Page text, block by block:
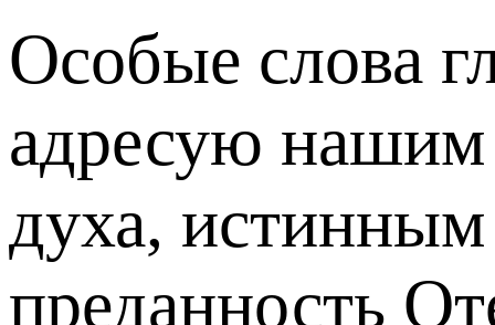
Особые слова
адресую
духа, истинным
преданность